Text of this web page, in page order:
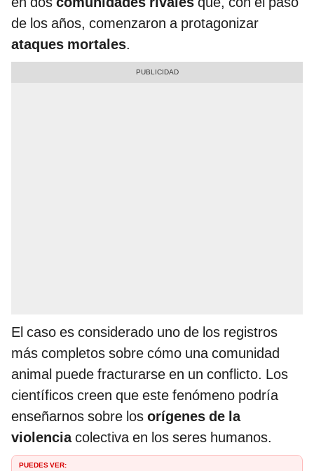
de los años, comenzaron a protagonizar
ataques mortales.
El caso es considerado uno de los registros
más completos sobre cómo una comunidad
animal puede fracturarse en un conflicto. Los
científicos creen que este fenómeno podría
enseñarnos sobre los orígenes de la
violenciacolectiva en los seres humanos.
PUEDES VER: